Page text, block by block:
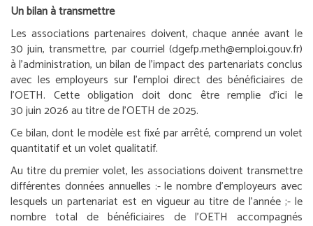
Un bilan à transmettre
Les associations partenaires doivent, chaque année avant le
30 juin, transmettre, par courriel (dgefp.meth@emploi.gouv.fr)
à l’administration, un bilan de l’impact des partenariats conclus
avec les employeurs sur l’emploi direct des bénéficiaires de
l’OETH. Cette obligation doit donc être remplie d’ici le
30 juin 2026 au titre de l’OETH de 2025.
Ce bilan, dont le modèle est fixé par arrêté, comprend un volet
quantitatif et un volet qualitatif.
Au titre du premier volet, les associations doivent transmettre
différentes données annuelles :- le nombre d’employeurs avec
lesquels un partenariat est en vigueur au titre de l’année ;- le
nombre total de bénéficiaires de l’OETH accompagnés